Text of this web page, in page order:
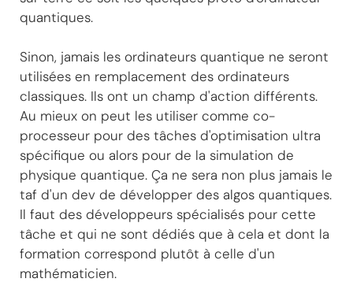
quantiques.
Sinon, jamais les ordinateurs quantique ne seront
utilisées en remplacement des ordinateurs
classiques. Ils ont un champ d'action différents.
Au mieux on peut les utiliser comme co-
processeur pour des tâches d'optimisation ultra
spécifique ou alors pour de la simulation de
physique quantique. Ça ne sera non plus jamais le
taf d'un dev de développer des algos quantiques.
Il faut des développeurs spécialisés pour cette
tâche et qui ne sont dédiés que à cela et dont la
formation correspond plutôt à celle d'un
mathématicien.